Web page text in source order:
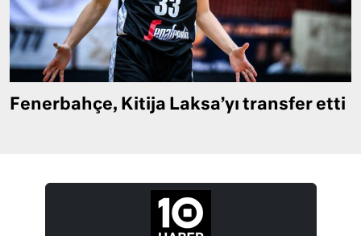
Fenerbahçe, Kitija Laksa’yı transfer etti